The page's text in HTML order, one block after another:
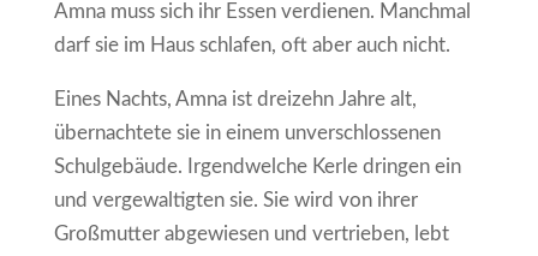
Amna muss sich ihr Essen verdienen. Manchmal
darf sie im Haus schlafen, oft aber auch nicht.
Eines Nachts, Amna ist dreizehn Jahre alt,
übernachtete sie in einem unverschlossenen
Schulgebäude. Irgendwelche Kerle dringen ein
und vergewaltigten sie. Sie wird von ihrer
Großmutter abgewiesen und vertrieben, lebt